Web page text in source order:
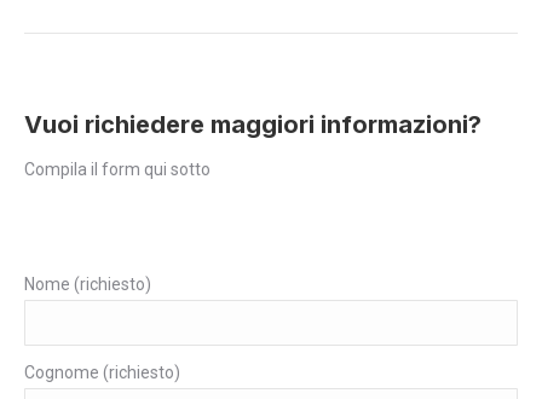
Vuoi richiedere maggiori informazioni?
Compila il form qui sotto
Nome (richiesto)
Cognome (richiesto)